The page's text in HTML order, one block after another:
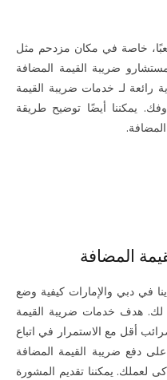
خاصة في مكان مزدحم مثل
ضريبة القيمة المضافة
رائعة لـ خدمات ضريبة القيمة
يمكننا أيضًا توضيح طريقة
المضافة
في دبي والإمارات كيفية وضع
لك. هدف خدمات ضريبة القيمة
أقل مع الاستمرار في اتباع
على دفع ضريبة القيمة المضافة
لعملك. يمكننا تقديم المشورة